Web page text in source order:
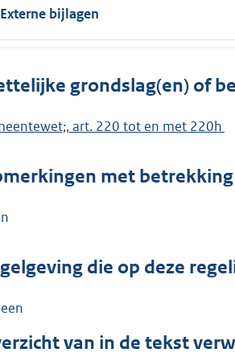
Externe bijlagen
grondslag(en) of
art. 220 tot en met 220h
met
die op deze
van in de tekst